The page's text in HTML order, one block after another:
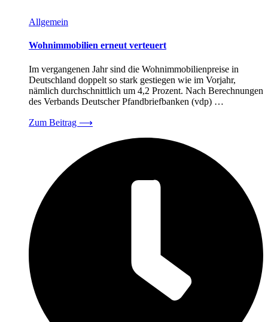
Allgemein
Wohnimmobilien erneut verteuert
Im vergangenen Jahr sind die Wohnimmobilienpreise in
Deutschland doppelt so stark gestiegen wie im Vorjahr,
nämlich durchschnittlich um 4,2 Prozent. Nach Berechnungen
des Verbands Deutscher Pfandbriefbanken (vdp) …
Zum Beitrag ⟶